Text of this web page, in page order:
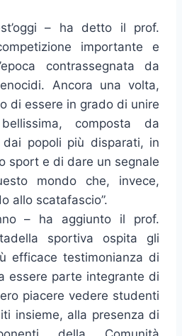
– ha detto il prof.
importante e
contrassegnata da
Ancora una volta,
di essere in grado di unire
composta da
dai popoli più disparati, in
sport e di dare un segnale
mondo che, invece,
allo scatafascio”.
– ha aggiunto il prof.
sportiva ospita gli
efficace testimonianza di
essere parte integrante di
piacere vedere studenti
insieme, alla presenza di